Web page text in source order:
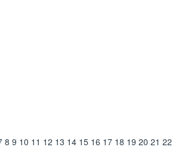
8 9 10 11 12 13 14 15 16 17 18 19 20 21 22